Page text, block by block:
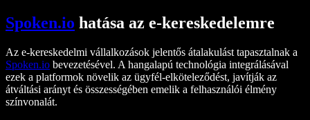
Spoken.io hatása az e-kereskedelemre
Az e-kereskedelmi vállalkozások jelentős átalakulást tapasztalnak a
Spoken.io bevezetésével. A hangalapú technológia integrálásával
ezek a platformok növelik az ügyfél-elköteleződést, javítják az
átváltási arányt és összességében emelik a felhasználói élmény
színvonalát.